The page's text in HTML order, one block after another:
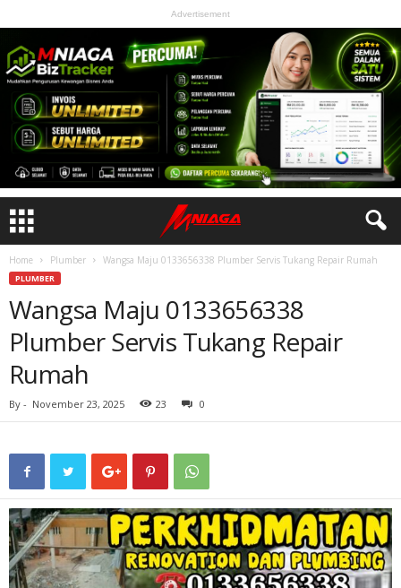
Advertisement
Home Plumber Wangsa Maju 0133656338 Plumber Servis Tukang Repair Rumah
PLUMBER
Wangsa Maju 0133656338
Plumber Servis Tukang Repair
Rumah
By - November 23, 2025 23 0